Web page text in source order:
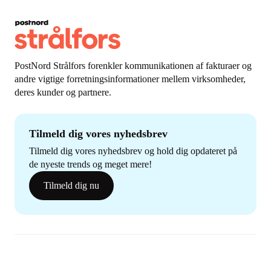
PostNord Strålfors forenkler kommunikationen af fakturaer og
andre vigtige forretningsinformationer mellem virksomheder,
deres kunder og partnere.
Tilmeld dig vores nyhedsbrev
Tilmeld dig vores nyhedsbrev og hold dig opdateret på
de nyeste trends og meget mere!
Tilmeld dig nu